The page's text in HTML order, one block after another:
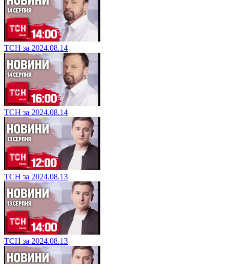
ТСН за 2024.08.14
ТСН за 2024.08.14
ТСН за 2024.08.13
ТСН за 2024.08.13